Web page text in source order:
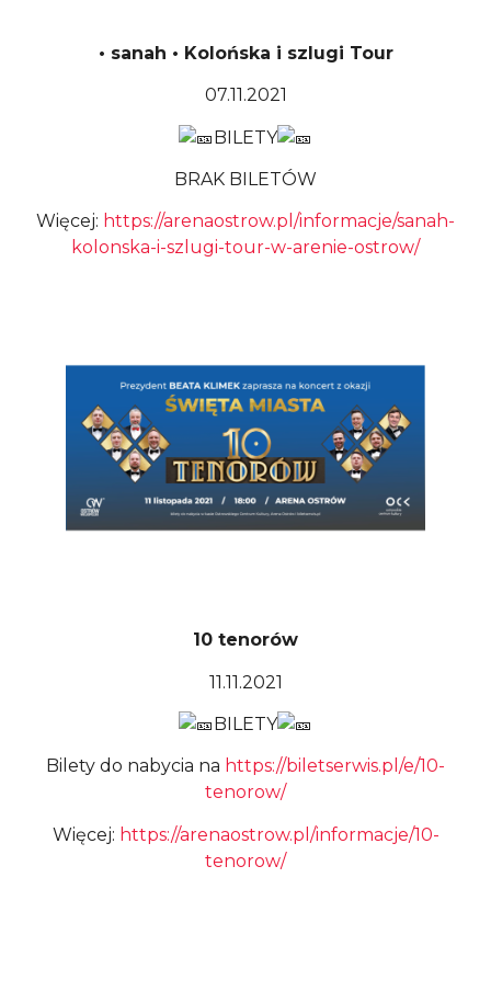
• sanah • Kolońska i szlugi Tour
07.11.2021
BILETY
BRAK BILETÓW
Więcej: https://arenaostrow.pl/informacje/sanah-
kolonska-i-szlugi-tour-w-arenie-ostrow/
10 tenorów
11.11.2021
BILETY
Bilety do nabycia na https://biletserwis.pl/e/10-
tenorow/
Więcej: https://arenaostrow.pl/informacje/10-
tenorow/